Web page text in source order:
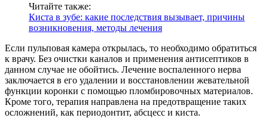
Читайте также:
Киста в зубе: какие последствия вызывает, причины
возникновения, методы лечения
Если пульповая камера открылась, то необходимо обратиться
к врачу. Без очистки каналов и применения антисептиков в
данном случае не обойтись. Лечение воспаленного нерва
заключается в его удалении и восстановлении жевательной
функции коронки с помощью пломбировочных материалов.
Кроме того, терапия направлена на предотвращение таких
осложнений, как периодонтит, абсцесс и киста.